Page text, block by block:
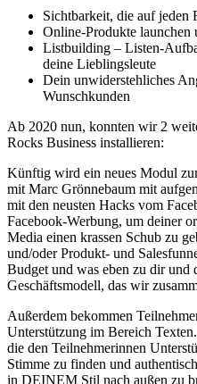
Sichtbarkeit, die auf jeden
Online-Produkte launchen
Listbuilding – Listen-
deine Lieblingsleute
Dein unwiderstehliches
Wunschkunden
Ab 2020 nun, konnten wir 2
Rocks Business installieren:
Künftig wird ein neues Modul
mit Marc Grönnebaum mit
mit den neusten Hacks vom
Facebook-Werbung, um deiner
Media einen krassen Schub zu
und/oder Produkt- und
Budget und was eben zu dir und
Geschäftsmodell, das wir
Außerdem bekommen
Unterstützung im Bereich
die den Teilnehmerinnen
Stimme zu finden und
in DEINEM Stil nach außen zu